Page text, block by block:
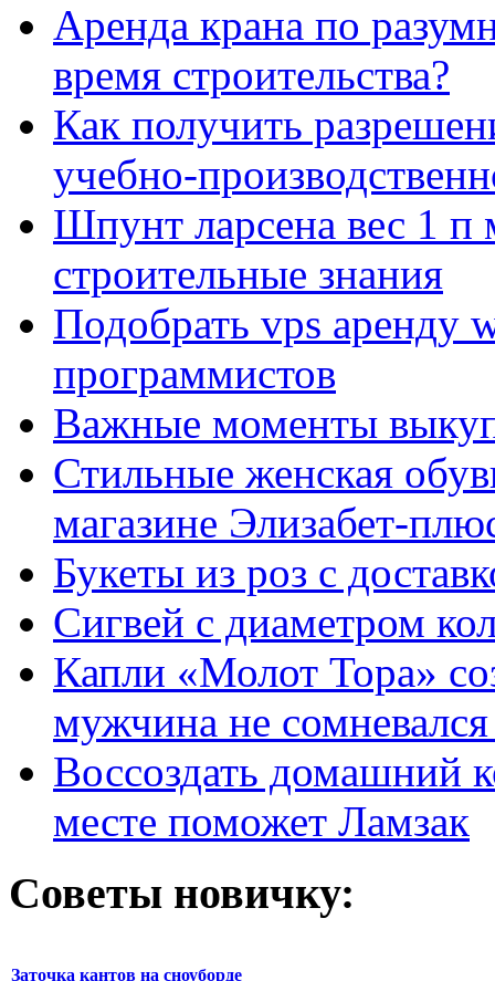
Аренда крана по
время строительства?
Как получить
учебно-
Шпунт ларсена вес 1 п
строительные знания
Подобрать vps аренду
программистов
Важные моменты
Стильные женская
магазине Элизабет-
Букеты из роз с
Сигвей с диаметром
Капли «Молот Тора»
мужчина не
Воссоздать домашний
месте поможет Ламзак
Советы новичку:
Заточка кантов на сноуборде